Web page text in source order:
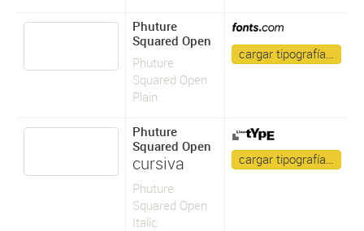
Phuture
Squared Open
Phuture
Squared Open
Plain
cargar tipografía…
Phuture
Squared Open
cursiva
Phuture
Squared Open
Italic
cargar tipografía…